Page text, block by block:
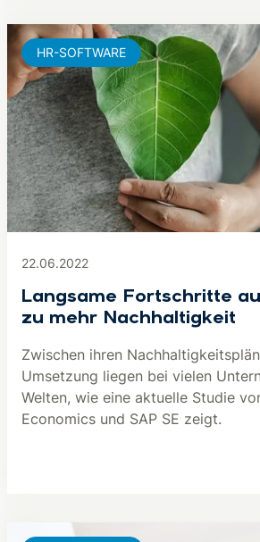
22.06.2022
Langsame Fortschritte
zu mehr Nachhaltigkeit
Zwischen ihren
Umsetzung liegen bei vielen
Welten, wie eine aktuelle Studie
Economics und SAP SE zeigt.
HR-SOFTWARE